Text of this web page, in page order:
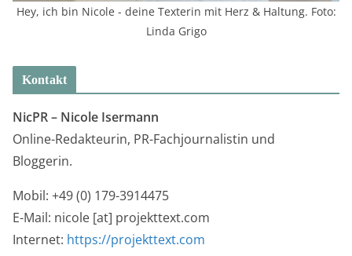
Hey, ich bin Nicole - deine Texterin mit Herz & Haltung. Foto:
Linda Grigo
Kontakt
NicPR – Nicole Isermann
Online-Redakteurin, PR-Fachjournalistin und
Bloggerin.
Mobil: +49 (0) 179-3914475
E-Mail: nicole [at] projekttext.com
Internet: https://projekttext.com